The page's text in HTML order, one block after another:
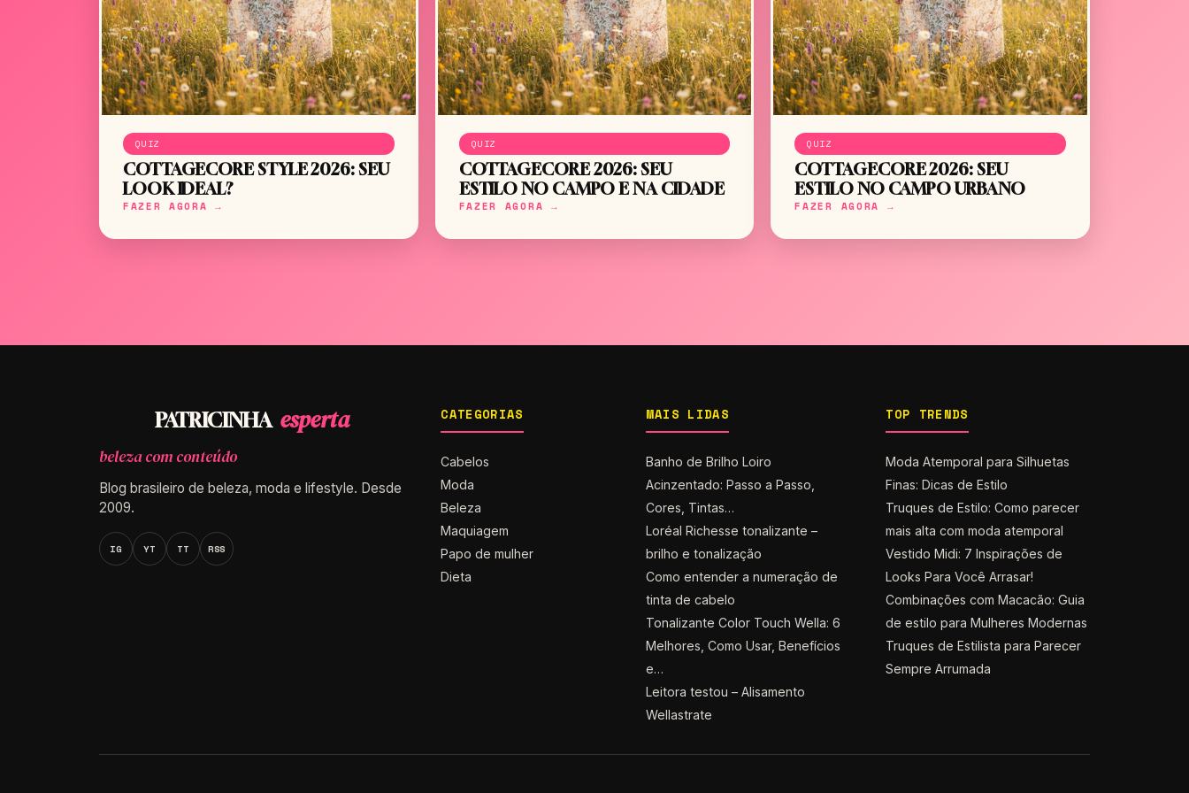
QUIZ
COTTAGECORE STYLE 2026: SEU
LOOK IDEAL?
FAZER AGORA →
QUIZ
COTTAGECORE 2026: SEU
ESTILO NO CAMPO E NA CIDADE
FAZER AGORA →
QUIZ
COTTAGECORE 2026: SEU
ESTILO NO CAMPO URBANO
FAZER AGORA →
PATRICINHA esperta
beleza com conteúdo
Blog brasileiro de beleza, moda e lifestyle. Desde
2009.
IG YT TT RSS
CATEGORIAS
Cabelos
Moda
Beleza
Maquiagem
Papo de mulher
Dieta
MAIS LIDAS
Banho de Brilho Loiro
Acinzentado: Passo a Passo,
Cores, Tintas…
Loréal Richesse tonalizante –
brilho e tonalização
Como entender a numeração de
tinta de cabelo
Tonalizante Color Touch Wella: 6
Melhores, Como Usar, Benefícios
e…
Leitora testou – Alisamento
Wellastrate
TOP TRENDS
Moda Atemporal para Silhuetas
Finas: Dicas de Estilo
Truques de Estilo: Como parecer
mais alta com moda atemporal
Vestido Midi: 7 Inspirações de
Looks Para Você Arrasar!
Combinações com Macacão: Guia
de estilo para Mulheres Modernas
Truques de Estilista para Parecer
Sempre Arrumada